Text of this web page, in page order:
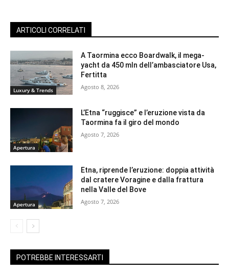
ARTICOLI CORRELATI
Luxury & Trends
A Taormina ecco Boardwalk, il mega-
yacht da 450 mln dell’ambasciatore Usa,
Fertitta
Agosto 8, 2026
Apertura
L’Etna “ruggisce” e l’eruzione vista da
Taormina fa il giro del mondo
Agosto 7, 2026
Apertura
Etna, riprende l’eruzione: doppia attività
dal cratere Voragine e dalla frattura
nella Valle del Bove
Agosto 7, 2026
POTREBBE INTERESSARTI